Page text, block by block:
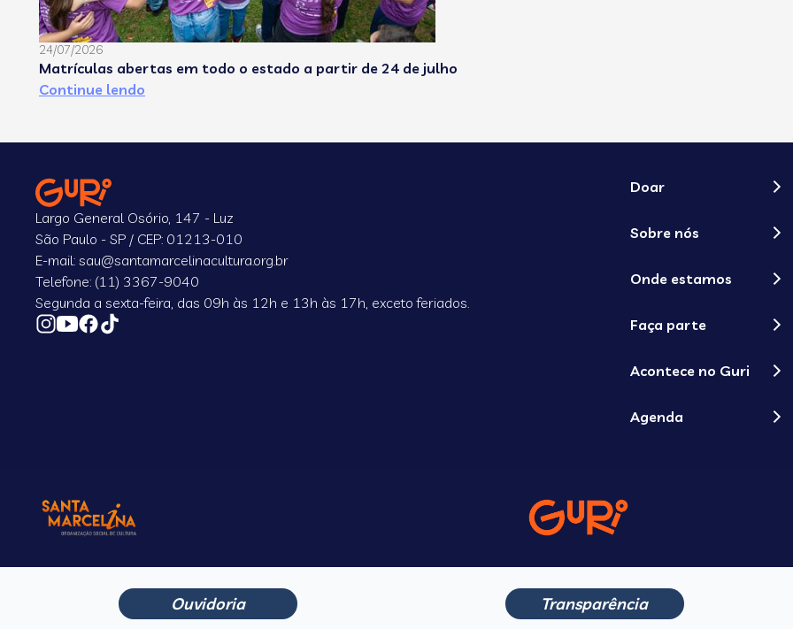
24/07/2026
Matrículas abertas em todo o estado a partir de 24 de julho
Continue lendo
Largo General Osório, 147 - Luz
São Paulo - SP / CEP: 01213-010
E-mail: sau@santamarcelinacultura.org.br
Telefone: (11) 3367-9040
Segunda a sexta-feira, das 09h às 12h e 13h às 17h, exceto feriados.
Doar
Sobre nós
Onde estamos
Faça parte
Acontece no Guri
Agenda
Ouvidoria Transparência